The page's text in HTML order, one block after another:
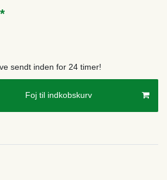
*
sendt inden for 24 timer!
Foj til indkobskurv